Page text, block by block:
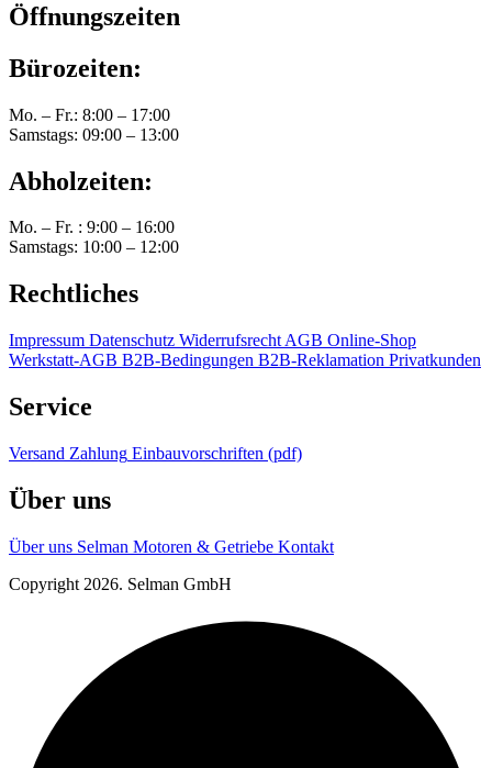
Öffnungszeiten
Bürozeiten:
Mo. – Fr.: 8:00 – 17:00
Samstags: 09:00 – 13:00
Abholzeiten:
Mo. – Fr. : 9:00 – 16:00
Samstags: 10:00 – 12:00
Rechtliches
Impressum Datenschutz Widerrufsrecht AGB Online-Shop
Werkstatt-AGB B2B-Bedingungen B2B-Reklamation Privatkunden
Service
Versand Zahlung Einbauvorschriften (pdf)
Über uns
Über uns Selman Motoren & Getriebe Kontakt
Copyright 2026. Selman GmbH